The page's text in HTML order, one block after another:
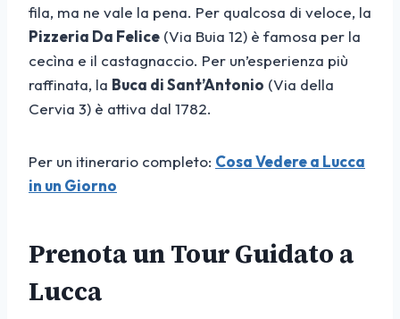
fila, ma ne vale la pena. Per qualcosa di veloce, la
Pizzeria Da Felice (Via Buia 12) è famosa per la
cecìna e il castagnaccio. Per un’esperienza più
raffinata, la Buca di Sant’Antonio (Via della
Cervia 3) è attiva dal 1782.
Per un itinerario completo: Cosa Vedere a Lucca
in un Giorno
Prenota un Tour Guidato a
Lucca